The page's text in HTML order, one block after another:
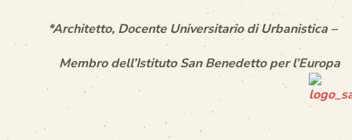
*Architetto, Docente Universitario di Urbanistica –
Membro dell’Istituto San Benedetto per l’Europa